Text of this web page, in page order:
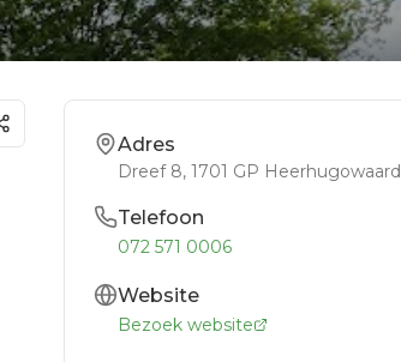
Adres
Dreef 8, 1701 GP Heerhugowaard
Telefoon
072 571 0006
Website
Bezoek website